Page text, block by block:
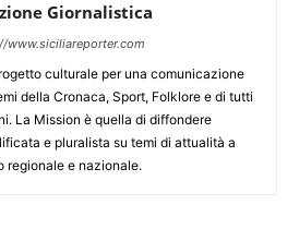
Giornalistica
www.siciliareporter.com
culturale per una comunicazione
della Cronaca, Sport, Folklore e di tutti
La Mission è quella di diffondere
e pluralista su temi di attualità a
regionale e nazionale.